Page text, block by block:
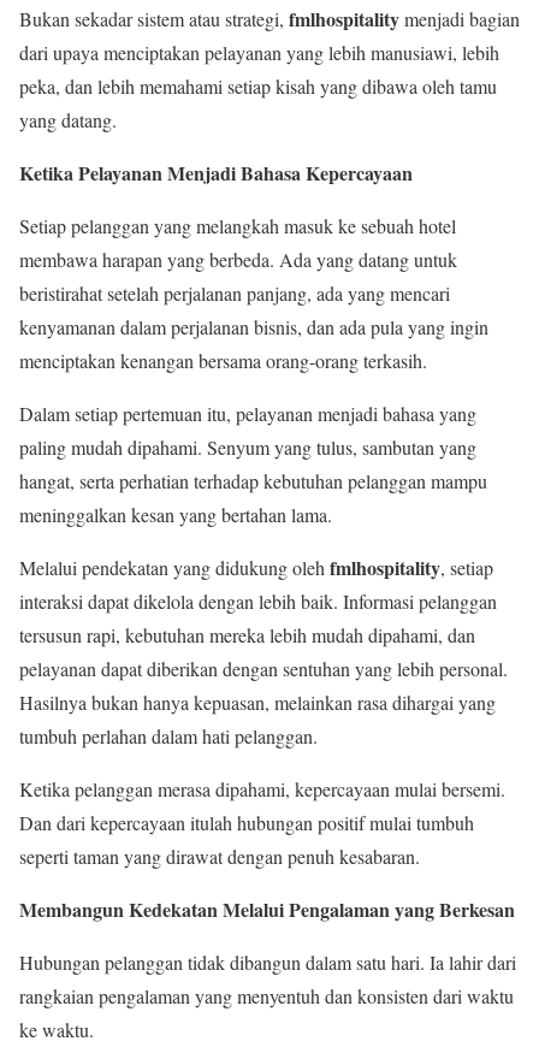
Bukan sekadar sistem atau strategi, fmlhospitalitymenjadi bagian
dari upaya menciptakan pelayanan yang lebih manusiawi, lebih
peka, dan lebih memahami setiap kisah yang dibawa oleh tamu
yang datang.
Ketika Pelayanan Menjadi Bahasa Kepercayaan
Setiap pelanggan yang melangkah masuk ke sebuah hotel
membawa harapan yang berbeda. Ada yang datang untuk
beristirahat setelah perjalanan panjang, ada yang mencari
kenyamanan dalam perjalanan bisnis, dan ada pula yang ingin
menciptakan kenangan bersama orang-orang terkasih.
Dalam setiap pertemuan itu, pelayanan menjadi bahasa yang
paling mudah dipahami. Senyum yang tulus, sambutan yang
hangat, serta perhatian terhadap kebutuhan pelanggan mampu
meninggalkan kesan yang bertahan lama.
Melalui pendekatan yang didukung oleh fmlhospitality, setiap
interaksi dapat dikelola dengan lebih baik. Informasi pelanggan
tersusun rapi, kebutuhan mereka lebih mudah dipahami, dan
pelayanan dapat diberikan dengan sentuhan yang lebih personal.
Hasilnya bukan hanya kepuasan, melainkan rasa dihargai yang
tumbuh perlahan dalam hati pelanggan.
Ketika pelanggan merasa dipahami, kepercayaan mulai bersemi.
Dan dari kepercayaan itulah hubungan positif mulai tumbuh
seperti taman yang dirawat dengan penuh kesabaran.
Membangun Kedekatan Melalui Pengalaman yang Berkesan
Hubungan pelanggan tidak dibangun dalam satu hari. Ia lahir dari
rangkaian pengalaman yang menyentuh dan konsisten dari waktu
ke waktu.